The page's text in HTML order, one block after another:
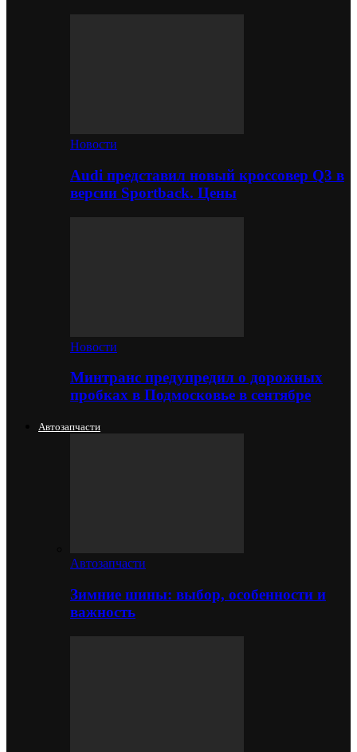
Новости
Audi представил новый кроссовер Q3 в
версии Sportback. Цены
Новости
Минтранс предупредил о дорожных
пробках в Подмосковье в сентябре
Автозапчасти
Автозапчасти
Зимние шины: выбор, особенности и
важность